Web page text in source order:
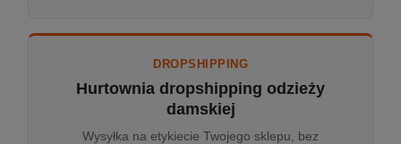
DROPSHIPPING
Hurtownia dropshipping odzieży
damskiej
Wysyłka na etykiecie Twojego sklepu, bez